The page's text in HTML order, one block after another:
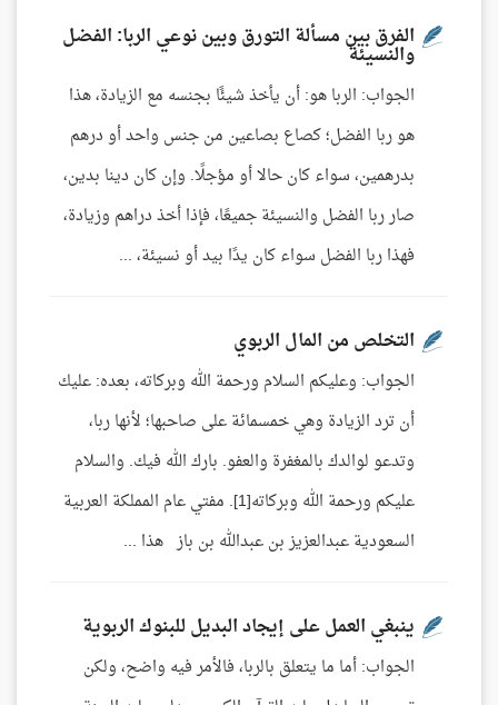
الفرق بين مسألة التورق وبين نوعي الربا: الفضل
والنسيئة
الجواب: الربا هو: أن يأخذ شيئًا بجنسه مع الزيادة، هذا
هو ربا الفضل؛ كصاع بصاعين من جنس واحد أو درهم
بدرهمين، سواء كان حالا أو مؤجلًا. وإن كان دينا بدين،
صار ربا الفضل والنسيئة جميعًا، فإذا أخذ دراهم وزيادة،
فهذا ربا الفضل سواء كان يدًا بيد أو نسيئة، ...
التخلص من المال الربوي
الجواب: وعليكم السلام ورحمة الله وبركاته، بعده: عليك
أن ترد الزيادة وهي خمسمائة على صاحبها؛ لأنها ربا،
وتدعو لوالدك بالمغفرة والعفو. بارك الله فيك. والسلام
عليكم ورحمة الله وبركاته[1]. مفتي عام المملكة العربية
السعودية عبدالعزيز بن عبدالله بن باز هذا ...
ينبغي العمل على إيجاد البديل للبنوك الربوية
الجواب: أما ما يتعلق بالربا، فالأمر فيه واضح، ولكن